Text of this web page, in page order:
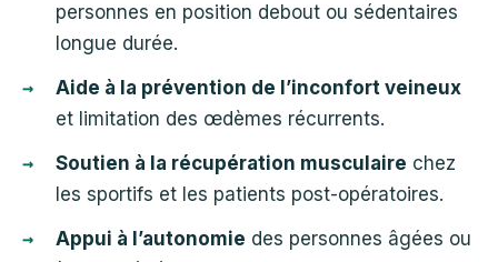
personnes en position debout ou sédentaires
longue durée.
Aide à la prévention de l’inconfort veineux
et limitation des œdèmes récurrents.
Soutien à la récupération musculaire chez
les sportifs et les patients post-opératoires.
Appui à l’autonomie des personnes âgées ou